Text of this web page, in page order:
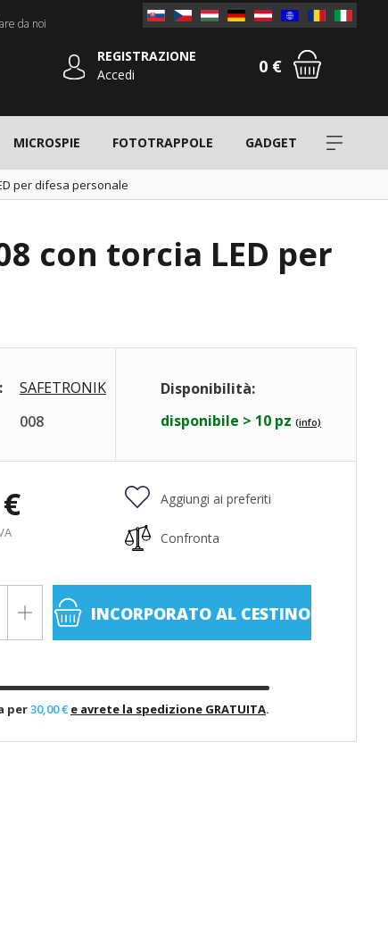
da noi
REGISTRAZIONE
Accedi
0 €
MICROSPIE FOTOTRAPPOLE GADGET
per difesa personale
con torcia LED per
SAFETRONIK
008
Disponibilità:
disponibile > 10 pz (info)
Aggiungi ai preferiti
Confronta
INCORPORATO AL CESTINO
per30,00 € e avrete la spedizione GRATUITA.